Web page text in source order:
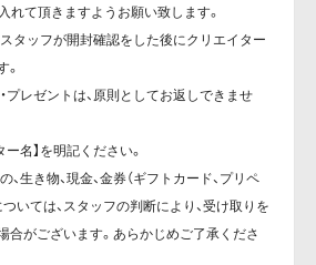
れて頂きますようお願い致します。
タッフが開封確認をした後にクリエイター
レゼントは、原則としてお返しできませ
名】を明記ください。
、生き物、現金、金券（ギフトカード、プリペ
いては、スタッフの判断により、受け取りを
合がございます。あらかじめご了承くださ